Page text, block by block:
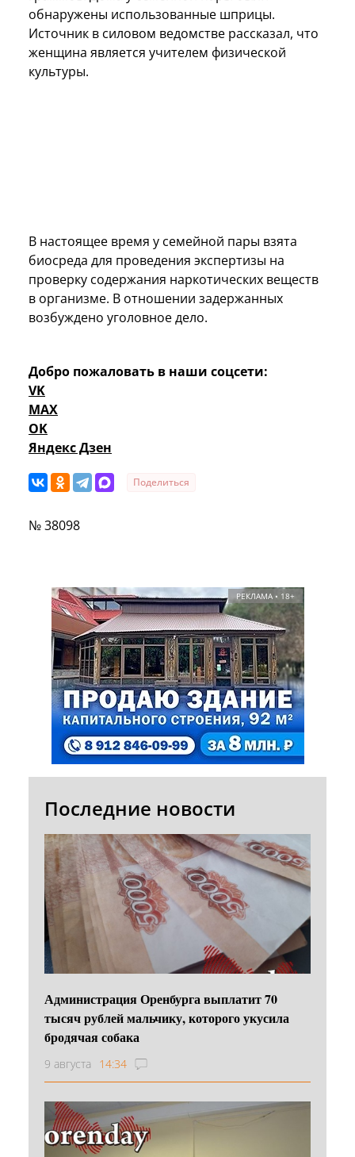
обнаружены использованные шприцы.
Источник в силовом ведомстве рассказал, что
женщина является учителем физической
культуры.
В настоящее время у семейной пары взята
биосреда для проведения экспертизы на
проверку содержания наркотических веществ
в организме. В отношении задержанных
возбуждено уголовное дело.
Добро пожаловать в наши соцсети:
VK
MAX
OK
Яндекс Дзен
Поделиться
№ 38098
РЕКЛАМА • 18+
Последние новости
Администрация Оренбурга выплатит 70
тысяч рублей мальчику, которого укусила
бродячая собака
9 августа 14:34